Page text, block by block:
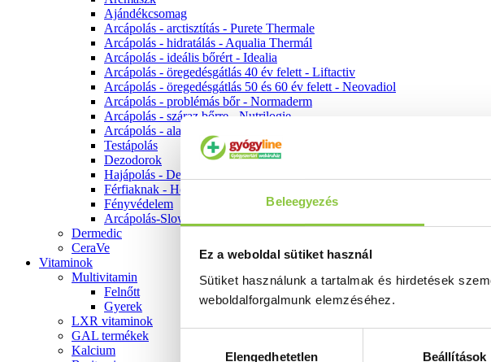
Beleegyezés
Ez a weboldal sütiket használ
Sütiket használunk a tartalmak és hirdetések
weboldalforgalmunk elemzéséhez.
kiválasztásaElengedhetetlen Beállítások
Ajándékcsomag
Arcápolás - arctisztítás - Purete Thermale
Arcápolás - hidratálás - Aqualia Thermál
Arcápolás - ideális bőrért - Idealia
Arcápolás - öregedésgátlás 40 év felett - Liftactiv
Arcápolás - öregedésgátlás 50 és 60 év felett - Neovadiol
Arcápolás - problémás bőr - Normaderm
Arcápolás - száraz bőrre - Nutrilogie
Arcápolás - alapozók
Testápolás
Dezodorok
Hajápolás - Dercos
Férfiaknak - Homme
Fényvédelem
Arcápolás-Slow Age
Dermedic
CeraVe
Vitaminok
Multivitamin
Felnőtt
Gyerek
LXR vitaminok
GAL termékek
Kalcium